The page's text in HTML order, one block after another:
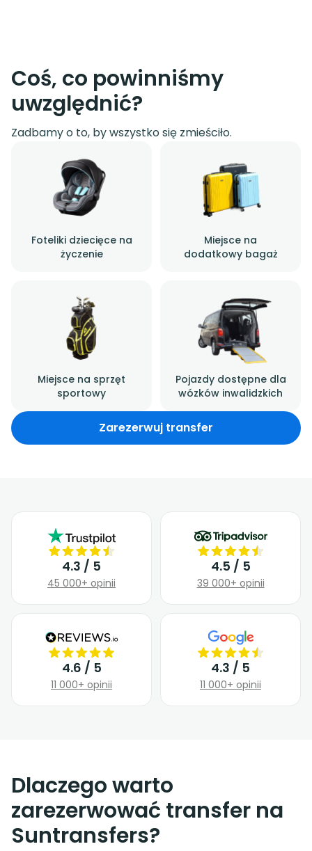
Coś, co powinniśmy
uwzględnić?
Zadbamy o to, by wszystko się zmieściło.
Foteliki dziecięce na
życzenie
Miejsce na
dodatkowy bagaż
Miejsce na sprzęt
sportowy
Pojazdy dostępne dla
wózków inwalidzkich
Zarezerwuj transfer
4.3 / 5
45 000+ opinii
4.5 / 5
39 000+ opinii
4.6 / 5
11 000+ opinii
4.3 / 5
11 000+ opinii
Dlaczego warto
zarezerwować transfer na
Suntransfers?